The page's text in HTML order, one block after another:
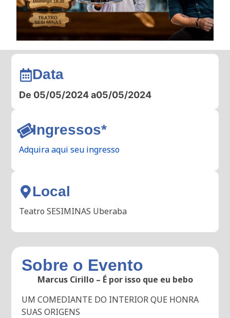
Data
De 05/05/2024 a05/05/2024
Ingressos*
Adquira aqui seu ingresso
Local
Teatro SESIMINAS Uberaba
Sobre o Evento
Marcus Cirillo – É por isso que eu bebo
UM COMEDIANTE DO INTERIOR QUE HONRA
SUAS ORIGENS